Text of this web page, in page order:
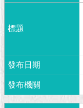
北
活
動
主
館